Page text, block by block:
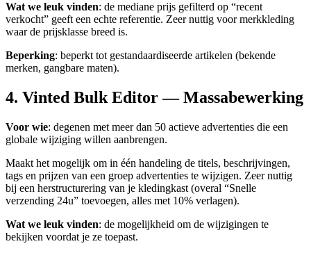
Wat we leuk vinden: de mediane prijs gefilterd op “recent
verkocht” geeft een echte referentie. Zeer nuttig voor merkkleding
waar de prijsklasse breed is.
Beperking: beperkt tot gestandaardiseerde artikelen (bekende
merken, gangbare maten).
4. Vinted Bulk Editor — Massabewerking
Voor wie: degenen met meer dan 50 actieve advertenties die een
globale wijziging willen aanbrengen.
Maakt het mogelijk om in één handeling de titels, beschrijvingen,
tags en prijzen van een groep advertenties te wijzigen. Zeer nuttig
bij een herstructurering van je kledingkast (overal “Snelle
verzending 24u” toevoegen, alles met 10% verlagen).
Wat we leuk vinden: de mogelijkheid om de wijzigingen te
bekijken voordat je ze toepast.